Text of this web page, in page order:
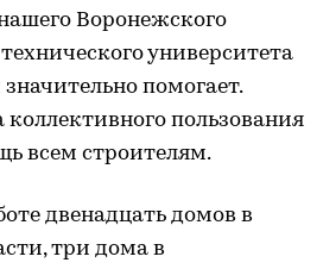
Воронежского
университета
помогает.
пользования
всем строителям.
двенадцать домов в
три дома в